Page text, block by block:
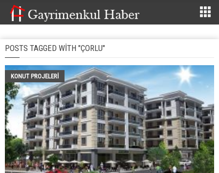
POSTS TAGGED WITH "ÇORLU"
KONUT PROJELERI